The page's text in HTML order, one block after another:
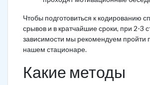
Чтобы подготовиться к кодированию
срывов и в кратчайшие сроки, при 2-3
зависимости мы рекомендуем пройти
нашем стационаре.
Какие методы